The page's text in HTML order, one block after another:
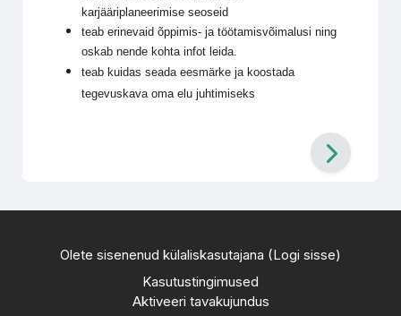
karjääriplaneerimise seoseid
teab erinevaid õppimis- ja töötamisvõimalusi ning
oskab nende kohta infot leida.
teab kuidas seada eesmärke ja koostada
tegevuskava oma elu juhtimiseks
Olete sisenenud külaliskasutajana (Logi sisse)
Kasutustingimused
Aktiveeri tavakujundus